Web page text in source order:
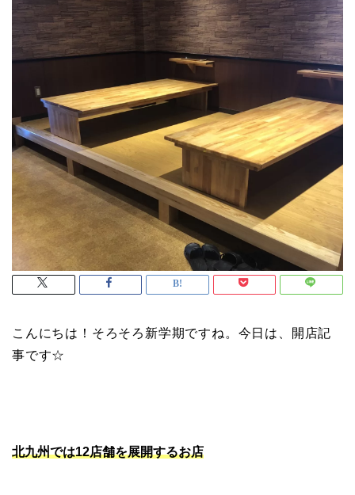
こんにちは！そろそろ新学期ですね。今日は、開店記
事です☆
北九州では12店舗を展開するお店